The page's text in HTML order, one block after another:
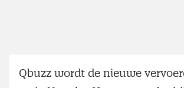
Qbuzz wordt de nieuwe